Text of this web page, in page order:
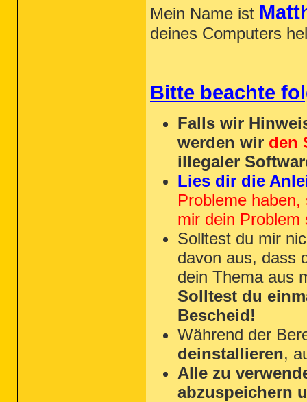
Mein Name ist
deines Computers
Bitte beachte
Falls wir
werden wir den
illegaler
Lies dir die
Probleme
mir dein
Solltest du mir
davon aus, dass
dein Thema aus
Solltest du
Bescheid!
Während der
deinstallieren,
Alle zu
abzuspeichern